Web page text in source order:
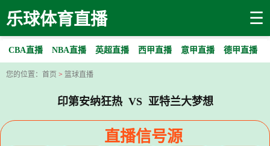
乐球体育直播 ☰
CBA直播 NBA直播 英超直播 西甲直播 意甲直播 德甲直播
您的位置： 首页 > 篮球直播
印第安纳狂热 VS 亚特兰大梦想
直播信号源